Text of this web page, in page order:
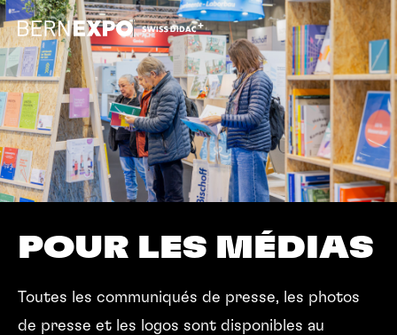
POUR LES MÉDIAS
Toutes les communiqués de presse, les photos
de presse et les logos sont disponibles au